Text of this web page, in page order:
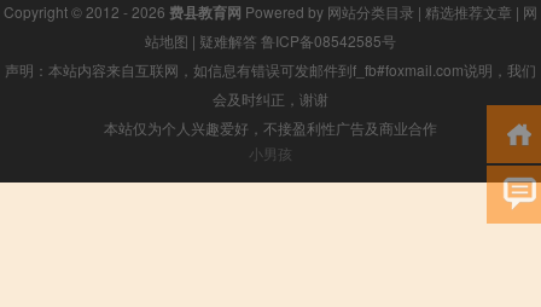
Copyright © 2012 - 2026 费县教育网 Powered by 网站分类目录 | 精选推荐文章 | 网
站地图 | 疑难解答 鲁ICP备08542585号
声明：本站内容来自互联网，如信息有错误可发邮件到f_fb#foxmail.com说明，我们
会及时纠正，谢谢
本站仅为个人兴趣爱好，不接盈利性广告及商业合作
小男孩